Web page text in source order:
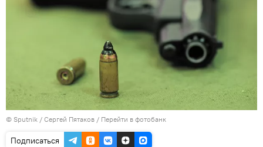
© Sputnik / Сергей Пятаков / Перейти в фотобанк
Подписаться